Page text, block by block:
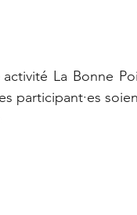
La Bonne
participant·es